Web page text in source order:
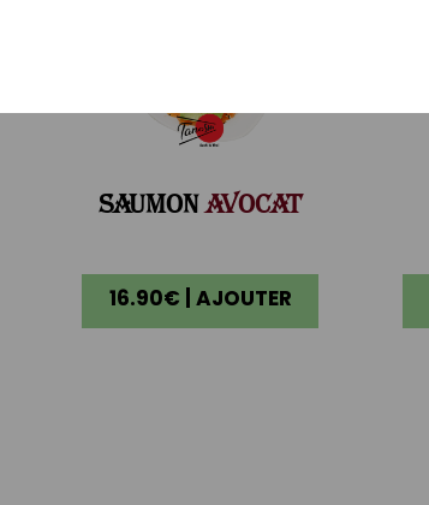
SAUMONAVOCAT
16.90€ | AJOUTER